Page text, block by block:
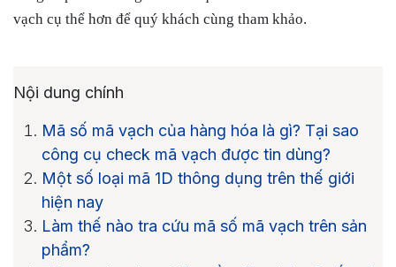
vạch cụ thể hơn để quý khách cùng tham khảo.
Nội dung chính
Mã số mã vạch của hàng hóa là gì? Tại sao
công cụ check mã vạch được tin dùng?
Một số loại mã 1D thông dụng trên thế giới
hiện nay
Làm thế nào tra cứu mã số mã vạch trên sản
phẩm?